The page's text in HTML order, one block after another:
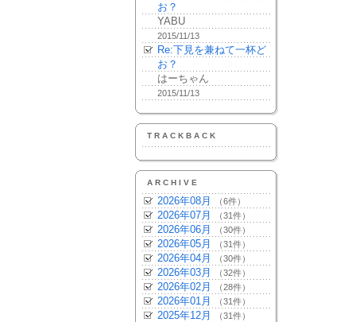
お？
YABU
2015/11/13
Re:下見を兼ねて一杯ど
お？
はーちゃん
2015/11/13
TRACKBACK
ARCHIVE
2026年08月 （6件）
2026年07月 （31件）
2026年06月 （30件）
2026年05月 （31件）
2026年04月 （30件）
2026年03月 （32件）
2026年02月 （28件）
2026年01月 （31件）
2025年12月 （31件）